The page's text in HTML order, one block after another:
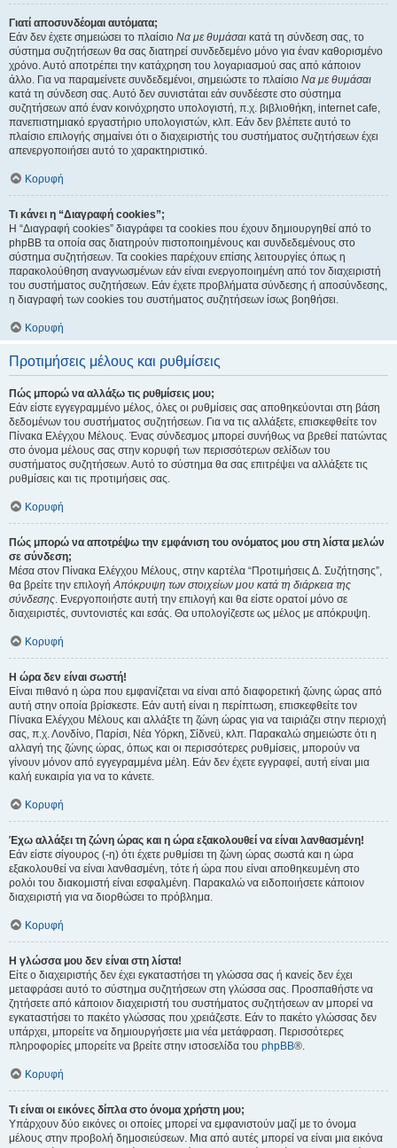
Γιατί αποσυνδέομαι αυτόματα;
Εάν δεν έχετε σημειώσει το πλαίσιο Να με θυμάσαι κατά τη σύνδεση σας, το
σύστημα συζητήσεων θα σας διατηρεί συνδεδεμένο μόνο για έναν καθορισμένο
χρόνο. Αυτό αποτρέπει την κατάχρηση του λογαριασμού σας από κάποιον
άλλο. Για να παραμείνετε συνδεδεμένοι, σημειώστε το πλαίσιο Να με θυμάσαι
κατά τη σύνδεση σας. Αυτό δεν συνιστάται εάν συνδέεστε στο σύστημα
συζητήσεων από έναν κοινόχρηστο υπολογιστή, π.χ. βιβλιοθήκη, internet cafe,
πανεπιστημιακό εργαστήριο υπολογιστών, κλπ. Εάν δεν βλέπετε αυτό το
πλαίσιο επιλογής σημαίνει ότι ο διαχειριστής του συστήματος συζητήσεων έχει
απενεργοποιήσει αυτό το χαρακτηριστικό.
Κορυφή
Τι κάνει η “Διαγραφή cookies”;
Η “Διαγραφή cookies” διαγράφει τα cookies που έχουν δημιουργηθεί από το
phpBB τα οποία σας διατηρούν πιστοποιημένους και συνδεδεμένους στο
σύστημα συζητήσεων. Τα cookies παρέχουν επίσης λειτουργίες όπως η
παρακολούθηση αναγνωσμένων εάν είναι ενεργοποιημένη από τον διαχειριστή
του συστήματος συζητήσεων. Εάν έχετε προβλήματα σύνδεσης ή αποσύνδεσης,
η διαγραφή των cookies του συστήματος συζητήσεων ίσως βοηθήσει.
Κορυφή
Προτιμήσεις μέλους και ρυθμίσεις
Πώς μπορώ να αλλάξω τις ρυθμίσεις μου;
Εάν είστε εγγεγραμμένο μέλος, όλες οι ρυθμίσεις σας αποθηκεύονται στη βάση
δεδομένων του συστήματος συζητήσεων. Για να τις αλλάξετε, επισκεφθείτε τον
Πίνακα Ελέγχου Μέλους. Ένας σύνδεσμος μπορεί συνήθως να βρεθεί πατώντας
στο όνομα μέλους σας στην κορυφή των περισσότερων σελίδων του
συστήματος συζητήσεων. Αυτό το σύστημα θα σας επιτρέψει να αλλάξετε τις
ρυθμίσεις και τις προτιμήσεις σας.
Κορυφή
Πώς μπορώ να αποτρέψω την εμφάνιση του ονόματος μου στη λίστα μελών
σε σύνδεση;
Μέσα στον Πίνακα Ελέγχου Μέλους, στην καρτέλα “Προτιμήσεις Δ. Συζήτησης”,
θα βρείτε την επιλογήΑπόκρυψη των στοιχείων μου κατά τη διάρκεια της
σύνδεσης. Ενεργοποιήστε αυτή την επιλογή και θα είστε ορατοί μόνο σε
διαχειριστές, συντονιστές και εσάς. Θα υπολογίζεστε ως μέλος με απόκρυψη.
Κορυφή
Η ώρα δεν είναι σωστή!
Είναι πιθανό η ώρα που εμφανίζεται να είναι από διαφορετική ζώνης ώρας από
αυτή στην οποία βρίσκεστε. Εάν αυτή είναι η περίπτωση, επισκεφθείτε τον
Πίνακα Ελέγχου Μέλους και αλλάξτε τη ζώνη ώρας για να ταιριάζει στην περιοχή
σας, π.χ. Λονδίνο, Παρίσι, Νέα Υόρκη, Σίδνεϋ, κλπ. Παρακαλώ σημειώστε ότι η
αλλαγή της ζώνης ώρας, όπως και οι περισσότερες ρυθμίσεις, μπορούν να
γίνουν μόνον από εγγεγραμμένα μέλη. Εάν δεν έχετε εγγραφεί, αυτή είναι μια
καλή ευκαιρία για να το κάνετε.
Κορυφή
Έχω αλλάξει τη ζώνη ώρας και η ώρα εξακολουθεί να είναι λανθασμένη!
Εάν είστε σίγουρος (-η) ότι έχετε ρυθμίσει τη ζώνη ώρας σωστά και η ώρα
εξακολουθεί να είναι λανθασμένη, τότε ή ώρα που είναι αποθηκευμένη στο
ρολόι του διακομιστή είναι εσφαλμένη. Παρακαλώ να ειδοποιήσετε κάποιον
διαχειριστή για να διορθώσει το πρόβλημα.
Κορυφή
Η γλώσσα μου δεν είναι στη λίστα!
Είτε ο διαχειριστής δεν έχει εγκαταστήσει τη γλώσσα σας ή κανείς δεν έχει
μεταφράσει αυτό το σύστημα συζητήσεων στη γλώσσα σας. Προσπαθήστε να
ζητήσετε από κάποιον διαχειριστή του συστήματος συζητήσεων αν μπορεί να
εγκαταστήσει το πακέτο γλώσσας που χρειάζεστε. Εάν το πακέτο γλώσσας δεν
υπάρχει, μπορείτε να δημιουργήσετε μια νέα μετάφραση. Περισσότερες
πληροφορίες μπορείτε να βρείτε στην ιστοσελίδα του phpBB®.
Κορυφή
Τι είναι οι εικόνες δίπλα στο όνομα χρήστη μου;
Υπάρχουν δύο εικόνες οι οποίες μπορεί να εμφανιστούν μαζί με το όνομα
μέλους στην προβολή δημοσιεύσεων. Μια από αυτές μπορεί να είναι μια εικόνα